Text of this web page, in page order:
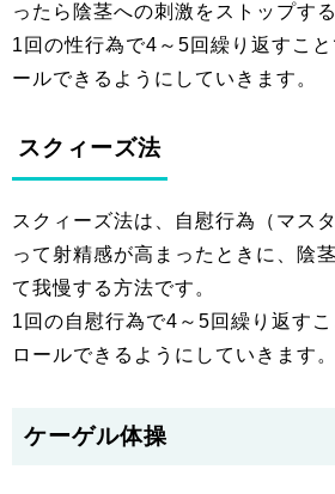
ったら陰茎への刺激をストップす
1回の性行為で4～5回繰り返すこ
ールできるようにしていきます。
スクィーズ法
スクィーズ法は、自慰行為（マス
って射精感が高まったときに、陰
て我慢する方法です。
1回の自慰行為で4～5回繰り返す
ロールできるようにしていきます。
ケーゲル体操